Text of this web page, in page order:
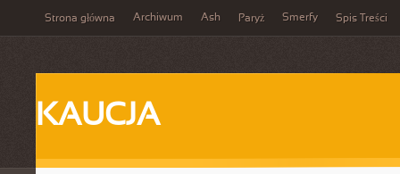
Strona główna Archiwum Ash Paryż Smerfy Spis Treści
KAUCJA